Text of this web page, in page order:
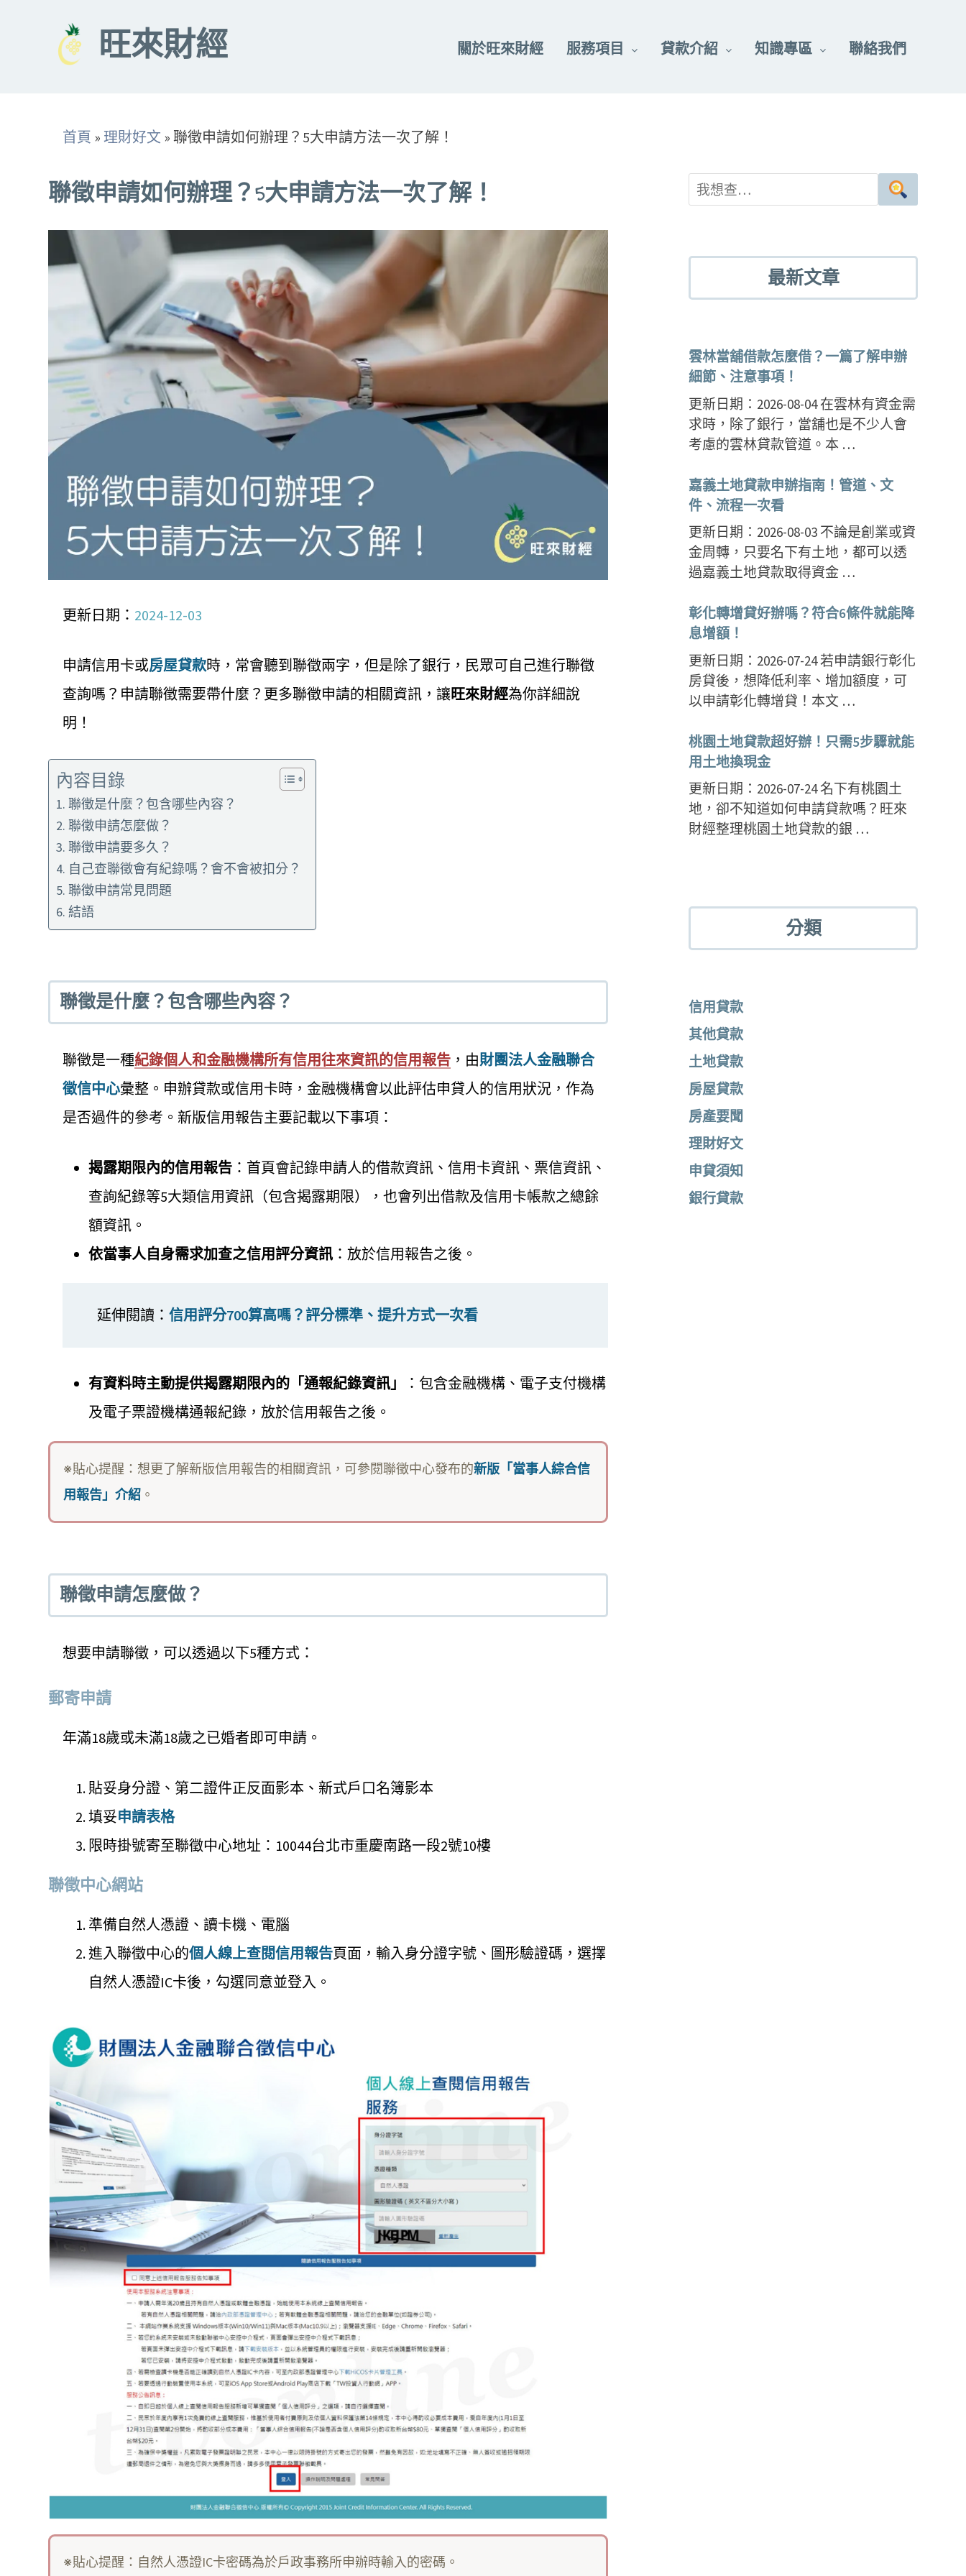
旺來財經 關於旺來財經 服務項目 貸款介紹 知識專區 聯絡我們
首頁 » 理財好文 » 聯徵申請如何辦理？5大申請方法一次了解！
聯徵申請如何辦理？5大申請方法一次了解！
更新日期： 2024-12-03
申請信用卡或房屋貸款時，常會聽到聯徵兩字，但是除了銀行，民眾可自己進行聯徵
查詢嗎？申請聯徵需要帶什麼？更多聯徵申請的相關資訊，讓旺來財經為你詳細說
明！
內容目錄
聯徵是什麼？包含哪些內容？
聯徵申請怎麼做？
聯徵申請要多久？
自己查聯徵會有紀錄嗎？會不會被扣分？
聯徵申請常見問題
結語
聯徵是什麼？包含哪些內容？
聯徵是一種紀錄個人和金融機構所有信用往來資訊的信用報告 ，由財團法人金融聯合
徵信中心彙整。申辦貸款或信用卡時，金融機構會以此評估申貸人的信用狀況，作為
是否過件的參考。新版信用報告主要記載以下事項：
揭露期限內的信用報告 ：首頁會記錄申請人的借款資訊、信用卡資訊、票信資訊、
查詢紀錄等5大類信用資訊（包含揭露期限），也會列出借款及信用卡帳款之總餘
額資訊。
依當事人自身需求加查之信用評分資訊 ：放於信用報告之後。
延伸閱讀： 信用評分700算高嗎？評分標準、提升方式一次看
有資料時主動提供揭露期限內的「通報紀錄資訊」
：包含金融機構、電子支付機構
及電子票證機構通報紀錄，放於信用報告之後。
※貼心提醒：想更了解新版信用報告的相關資訊，可參閱聯徵中心發布的新版「當事人綜合信
用報告」介紹 。
聯徵申請怎麼做？
想要申請聯徵，可以透過以下5種方式：
郵寄申請
年滿18歲或未滿18歲之已婚者即可申請。
貼妥身分證、第二證件正反面影本、新式戶口名簿影本
填妥申請表格
限時掛號寄至聯徵中心地址：10044台北市重慶南路一段2號10樓
聯徵中心網站
準備自然人憑證、讀卡機、電腦
進入聯徵中心的個人線上查閱信用報告頁面，輸入身分證字號、圖形驗證碼，選擇
自然人憑證IC卡後，勾選同意並登入。
※貼心提醒：自然人憑證IC卡密碼為於戶政事務所申辦時輸入的密碼。
最新文章
雲林當舖借款怎麼借？一篇了解申辦
細節、注意事項！
更新日期：2026-08-04 在雲林有資金需
求時，除了銀行，當舖也是不少人會
考慮的雲林貸款管道。本 …
嘉義土地貸款申辦指南！管道、文
件、流程一次看
更新日期：2026-08-03 不論是創業或資
金周轉，只要名下有土地，都可以透
過嘉義土地貸款取得資金 …
彰化轉增貸好辦嗎？符合6條件就能降
息增額！
更新日期：2026-07-24 若申請銀行彰化
房貸後，想降低利率、增加額度，可
以申請彰化轉增貸！本文 …
桃園土地貸款超好辦！只需5步驟就能
用土地換現金
更新日期：2026-07-24 名下有桃園土
地，卻不知道如何申請貸款嗎？旺來
財經整理桃園土地貸款的銀 …
分類
信用貸款
其他貸款
土地貸款
房屋貸款
房產要聞
理財好文
申貸須知
銀行貸款